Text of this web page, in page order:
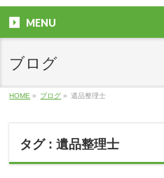
MENU
ブログ
HOME » ブログ » 遺品整理士
タグ : 遺品整理士